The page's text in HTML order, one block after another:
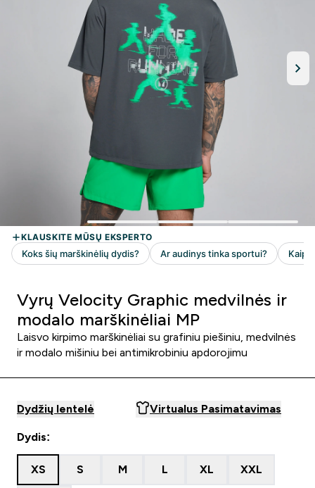
Vyrų Velocity Graphic medvilnės ir
modalo marškinėliai MP
Laisvo kirpimo marškinėliai su grafiniu piešiniu, medvilnės
ir modalo mišiniu bei antimikrobiniu apdorojimu
Dydžių lentelė Virtualus Pasimatavimas
Dydis:
XS S M L XL XXL